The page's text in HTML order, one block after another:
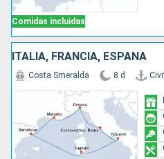
Comidas incluidas
ITALIA, FRANCIA, ESPAÑA
Costa Smeralda 8 d